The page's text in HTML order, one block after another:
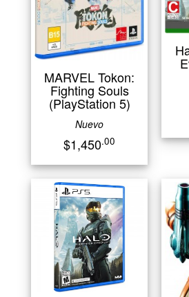
MARVEL Tokon:
Fighting Souls
(PlayStation 5)
Nuevo
$1,450.00